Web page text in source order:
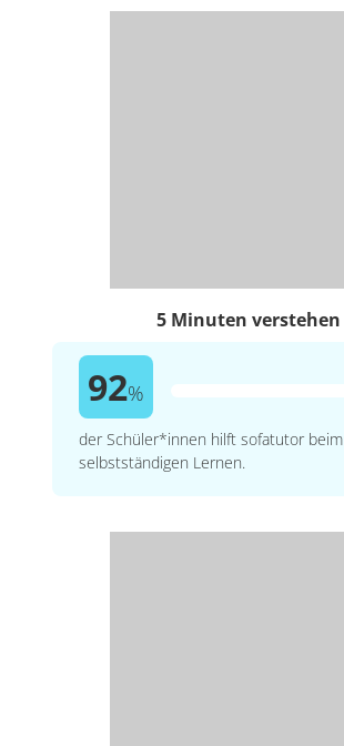
5 Minuten verstehen
92%
der Schüler*innen hilft sofatutor beim
selbstständigen Lernen.